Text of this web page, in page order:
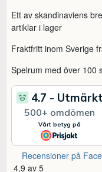
Ett av skandinaviens
artiklar i lager
Fraktfritt inom Sverige
Spelrum med över 100
Recensioner på
4,9 av 5